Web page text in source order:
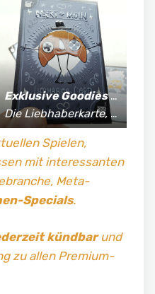
Exklusive Goodiesfür Supporter*innen:
Die Liebhaberkarte, jährlich limitierte Fan-Shirts und vieles mehr!
Spielen,
mit interessanten
Meta-
Specials.
kündbarund
zu allen Premium-